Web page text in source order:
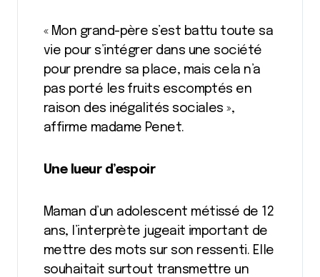
« Mon grand-père s’est battu toute sa
vie pour s’intégrer dans une société
pour prendre sa place, mais cela n’a
pas porté les fruits escomptés en
raison des inégalités sociales »,
affirme madame Penet.
Une lueur d’espoir
Maman d’un adolescent métissé de 12
ans, l’interprète jugeait important de
mettre des mots sur son ressenti. Elle
souhaitait surtout transmettre un